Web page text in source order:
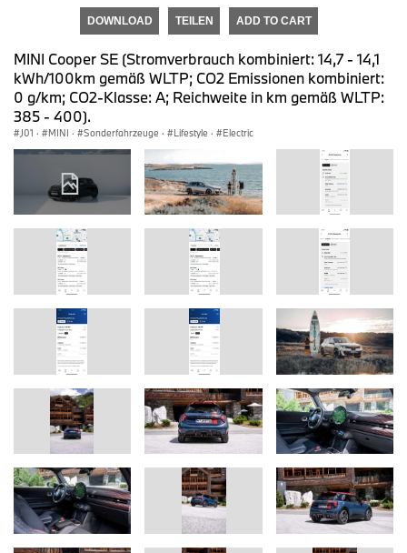
DOWNLOAD TEILEN ADD TO CART
MINI Cooper SE (Stromverbrauch kombiniert: 14,7 - 14,1
kWh/100km gemäß WLTP; CO2 Emissionen kombiniert:
0 g/km; CO2-Klasse: A; Reichweite in km gemäß WLTP:
385 - 400).
J01 · MINI · Sonderfahrzeuge · Lifestyle · Electric